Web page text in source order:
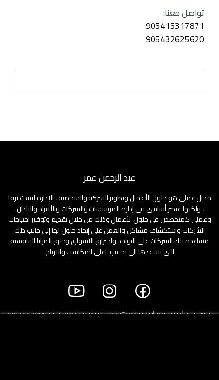
تواصل معنا:
905415317871
905432625620
عبد الرحمن عمر
مجال عملي هو حلول الأعمال وتطوير الشركة والشخصية ، الإدارة ليست ترفا
، ولكنها عنصر أساسي في إدارة المؤسسات والشركات والأفراد والبلدان.
وعملى كمتخصص فى حلول الأعمال وذلك من خلال تقديم وتوفير احتياجات
الشركات واستكشاف مشاكل والعمل على إيجاد حلول لها.إلى جانب ذلك
مساعدة تلك الشركات على التواجد واختراق الاسواق وخلق المزايا التنافسية
التى تساعدها الى تحقيق اعلى المكاسب والارباح
FROM SCRATCH DANIŞMANLIK HİZMETLERİ VE GENEL
+905466208933